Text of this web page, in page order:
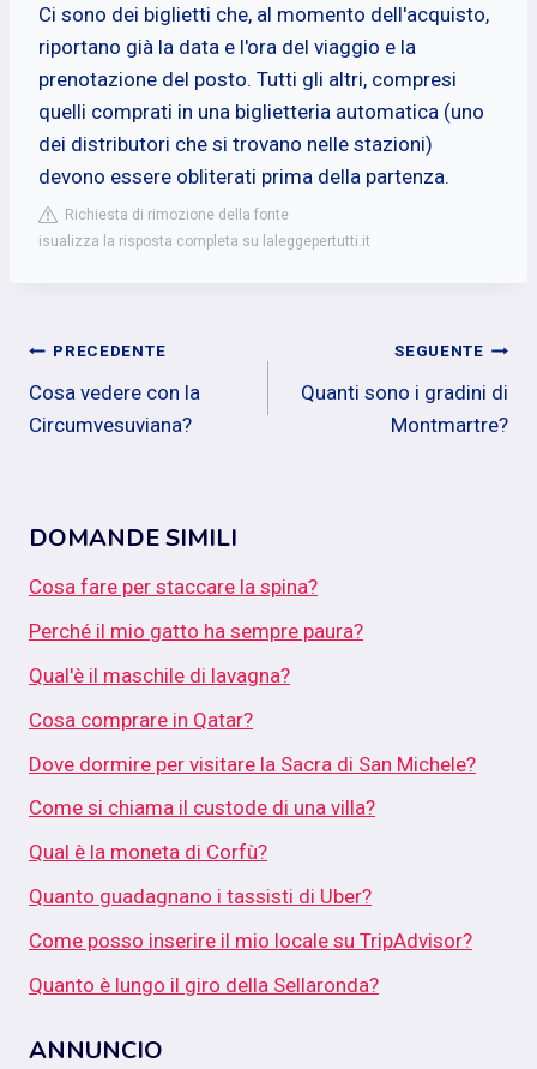
Ci sono dei biglietti che, al momento dell'acquisto,
riportano già la data e l'ora del viaggio e la
prenotazione del posto. Tutti gli altri, compresi
quelli comprati in una biglietteria automatica (uno
dei distributori che si trovano nelle stazioni)
devono essere obliterati prima della partenza.
Richiesta di rimozione della fonte
isualizza la risposta completa su laleggepertutti.it
Navigazione
articoli
PRECEDENTE
Cosa vedere con la
Circumvesuviana?
SEGUENTE
Quanti sono i gradini di
Montmartre?
DOMANDE SIMILI
Cosa fare per staccare la spina?
Perché il mio gatto ha sempre paura?
Qual'è il maschile di lavagna?
Cosa comprare in Qatar?
Dove dormire per visitare la Sacra di San Michele?
Come si chiama il custode di una villa?
Qual è la moneta di Corfù?
Quanto guadagnano i tassisti di Uber?
Come posso inserire il mio locale su TripAdvisor?
Quanto è lungo il giro della Sellaronda?
ANNUNCIO